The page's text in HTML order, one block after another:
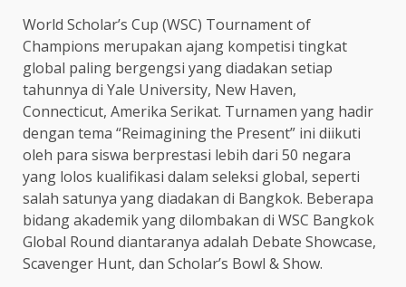
World Scholar’s Cup (WSC) Tournament of
Champions merupakan ajang kompetisi tingkat
global paling bergengsi yang diadakan setiap
tahunnya di Yale University, New Haven,
Connecticut, Amerika Serikat. Turnamen yang hadir
dengan tema “Reimagining the Present” ini diikuti
oleh para siswa berprestasi lebih dari 50 negara
yang lolos kualifikasi dalam seleksi global, seperti
salah satunya yang diadakan di Bangkok. Beberapa
bidang akademik yang dilombakan di WSC Bangkok
Global Round diantaranya adalah Debate Showcase,
Scavenger Hunt, dan Scholar’s Bowl & Show.